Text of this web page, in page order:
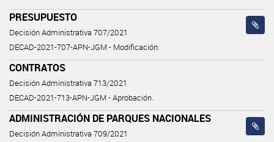
PRESUPUESTO
Decisión Administrativa 707/2021
DECAD-2021-707-APN-JGM - Modificación.
CONTRATOS
Decisión Administrativa 713/2021
DECAD-2021-713-APN-JGM - Aprobación.
ADMINISTRACIÓN DE PARQUES NACIONALES
Decisión Administrativa 709/2021